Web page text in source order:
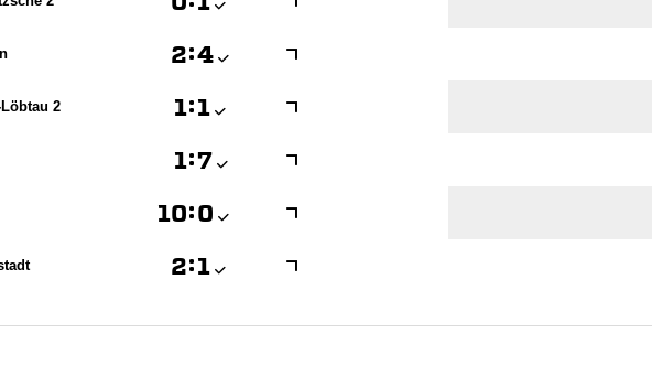
:
2 :
:
:
: